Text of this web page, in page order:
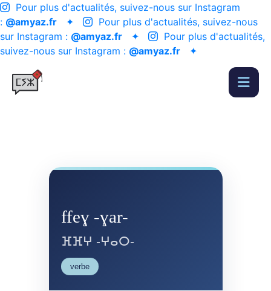
Pour plus d'actualités, suivez-nous sur Instagram
: @amyaz.fr ✦
Pour plus d'actualités, suivez-nous
sur Instagram : @amyaz.fr ✦
Pour plus d'actualités,
suivez-nous sur Instagram : @amyaz.fr ✦
ffeɣ -ɣar-
ⴼⴼⵖ -ⵖⴰⵔ-
verbe